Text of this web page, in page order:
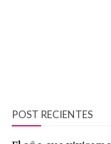
POST RECIENTES